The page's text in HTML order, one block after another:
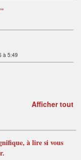
à 5:49
Afficher tout
à lire si vous